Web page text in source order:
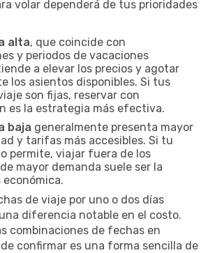
volar dependerá de tus prioridades
alta, que coincide con
y periodos de vacaciones
a elevar los precios y agotar
los asientos disponibles. Si tus
son fijas, reservar con
es la estrategia más efectiva.
baja generalmente presenta mayor
y tarifas más accesibles. Si tu
permite, viajar fuera de los
mayor demanda suele ser la
económica.
de viaje por uno o dos días
diferencia notable en el costo.
combinaciones de fechas en
confirmar es una forma sencilla de